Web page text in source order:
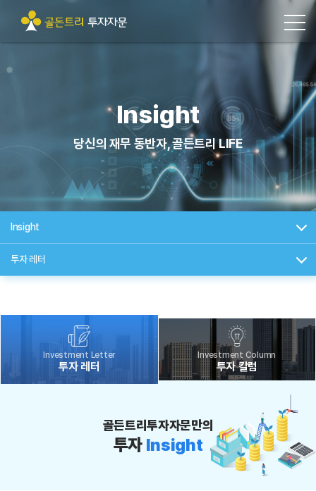
Insight
당신의 재무 동반자, 골든트리 LIFE
Insight
투자 레터
Investment Letter
투자 레터
Investment Column
투자 칼럼
골든트리투자자문만의
투자 Insight